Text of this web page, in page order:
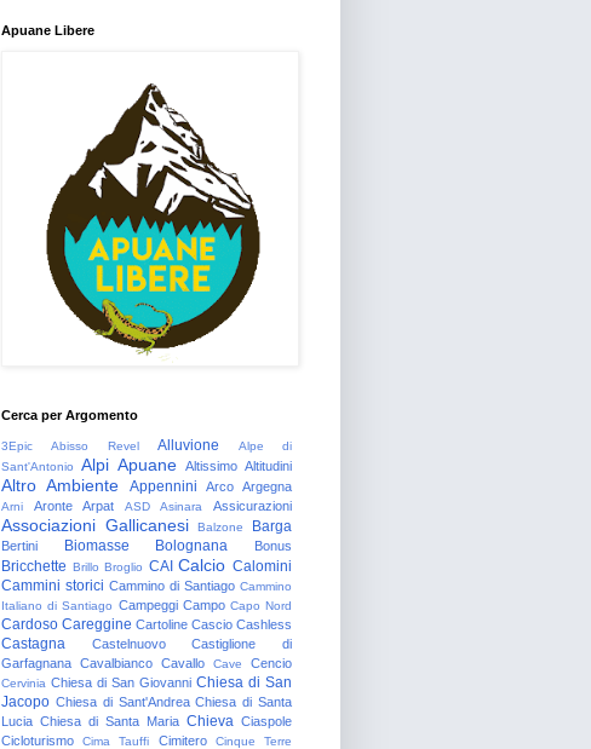
Apuane Libere
Cerca per Argomento
3Epic Abisso Revel Alluvione
Alpe di
Sant'Antonio
Alpi Apuane Altissimo Altitudini
Altro Ambiente Appennini Arco Argegna
Arni Aronte Arpat ASD Asinara Assicurazioni
Associazioni Gallicanesi Balzone Barga
Bertini Biomasse Bolognana Bonus
Bricchette Brillo Broglio CAI Calcio Calomini
Cammini storici Cammino di Santiago Cammino
Italiano di Santiago Campeggi Campo Capo Nord
Cardoso Careggine Cartoline Cascio Cashless
Castagna Castelnuovo
Castiglione di
Garfagnana Cavalbianco Cavallo Cave Cencio
Cervinia Chiesa di San Giovanni Chiesa di San
Jacopo Chiesa di Sant'Andrea Chiesa di Santa
Lucia Chiesa di Santa Maria Chieva Ciaspole
Cicloturismo
Cima Tauffi Cimitero
Cinque Terre